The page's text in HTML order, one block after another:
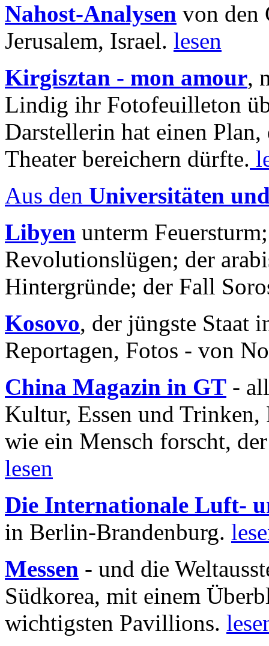
Nahost-Analysen von den
Jerusalem, Israel. lesen
Kirgisztan - mon amour,
Lindig ihr Fotofeuilleton
Darstellerin hat einen Plan,
Theater bereichern dürfte.
Aus den Universitäten
Libyen unterm
Revolutionslügen; der
Hintergründe; der Fall
Kosovo, der jüngste Staat
Reportagen, Fotos - von
China Magazin in GT -
Kultur, Essen und
wie ein Mensch forscht,
lesen
Die Internationale Luft-
in Berlin-Brandenburg.
Messen - und die
Südkorea, mit einem
wichtigsten Pavillions.